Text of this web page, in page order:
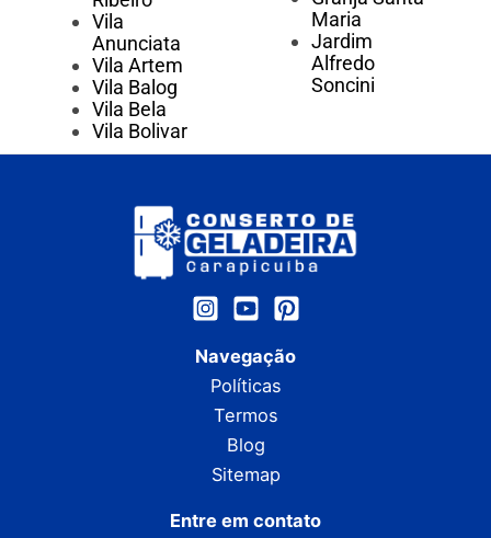
Vila
Anunciata
Vila Artem
Vila Balog
Vila Bela
Vila Bolivar
Maria
Jardim
Alfredo
Soncini
Navegação
Políticas
Termos
Blog
Sitemap
Entre em contato